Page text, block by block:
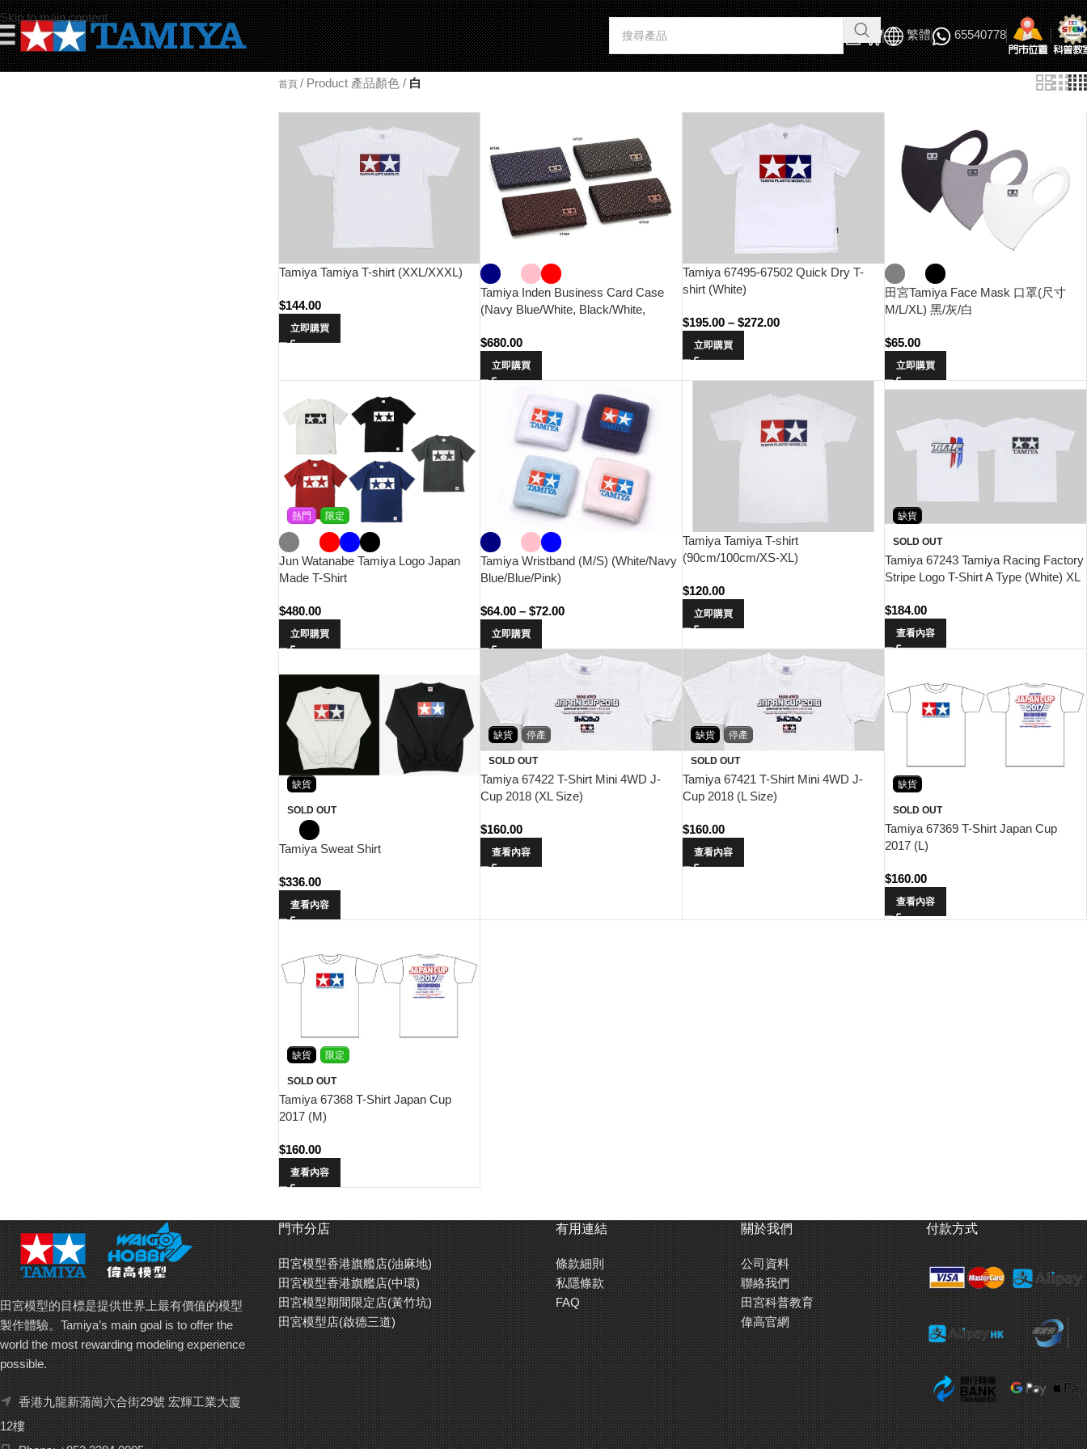
Skip to main content
繁體 65540778
首頁 / Product 產品顏色 / 白
Tamiya Tamiya T-shirt (XXL/XXXL)
$144.00
立即購買
Tamiya Inden Business Card Case
(Navy Blue/White, Black/White,
$680.00
立即購買
Tamiya 67495-67502 Quick Dry T-
shirt (White)
$195.00 – $272.00
立即購買
田宮Tamiya Face Mask 口罩(尺寸
M/L/XL) 黑/灰/白
$65.00
立即購買
熱門 限定
Jun Watanabe Tamiya Logo Japan
Made T-Shirt
$480.00
立即購買
Tamiya Wristband (M/S) (White/Navy
Blue/Blue/Pink)
$64.00 – $72.00
立即購買
Tamiya Tamiya T-shirt
(90cm/100cm/XS-XL)
$120.00
立即購買
缺貨
SOLD OUT
Tamiya 67243 Tamiya Racing Factory
Stripe Logo T-Shirt A Type (White) XL
$184.00
查看內容
缺貨
SOLD OUT
Tamiya Sweat Shirt
$336.00
查看內容
缺貨 停產
SOLD OUT
Tamiya 67422 T-Shirt Mini 4WD J-
Cup 2018 (XL Size)
$160.00
查看內容
缺貨 停產
SOLD OUT
Tamiya 67421 T-Shirt Mini 4WD J-
Cup 2018 (L Size)
$160.00
查看內容
缺貨
SOLD OUT
Tamiya 67369 T-Shirt Japan Cup
2017 (L)
$160.00
查看內容
缺貨 限定
SOLD OUT
Tamiya 67368 T-Shirt Japan Cup
2017 (M)
$160.00
查看內容
田宮模型的目標是提供世界上最有價值的模型
製作體驗。Tamiya’s main goal is to offer the
world the most rewarding modeling experience
possible.
香港九龍新蒲崗六合街29號 宏輝工業大廈
12樓
門巿分店
田宮模型香港旗艦店(油麻地)
田宮模型香港旗艦店(中環)
田宮模型期間限定店(黃竹坑)
田宮模型店(啟德三道)
有用連結
條款細則
私隱條款
FAQ
關於我們
公司資料
聯絡我們
田宮科普教育
偉高官網
付款方式